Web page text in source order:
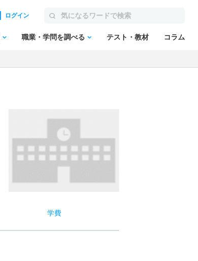
ログイン
職業・学問を調べる テスト・教材 コラム
学費